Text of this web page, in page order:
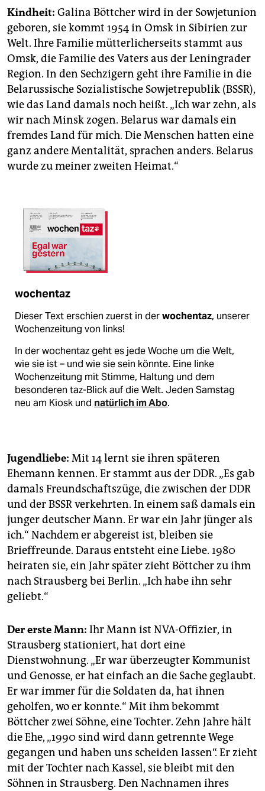
Kindheit: Galina Böttcher wird in der Sowjetunion
geboren, sie kommt 1954 in Omsk in Sibirien zur
Welt. Ihre Familie mütterlicherseits stammt aus
Omsk, die Familie des Vaters aus der Leningrader
Region. In den Sechzigern geht ihre Familie in die
Belarussische Sozialistische Sowjetrepublik (BSSR),
wie das Land damals noch heißt. „Ich war zehn, als
wir nach Minsk zogen. Belarus war damals ein
fremdes Land für mich. Die Menschen hatten eine
ganz andere Mentalität, sprachen anders. Belarus
wurde zu meiner zweiten Heimat.“
wochentaz
Dieser Text erschien zuerst in derwochentaz, unserer
Wochenzeitung von links!
In der wochentaz geht es jede Woche um die Welt,
wie sie ist – und wie sie sein könnte. Eine linke
Wochenzeitung mit Stimme, Haltung und dem
besonderen taz-Blick auf die Welt. Jeden Samstag
neu am Kiosk und natürlich im Abo.
Jugendliebe: Mit 14 lernt sie ihren späteren
Ehemann kennen. Er stammt aus der DDR. „Es gab
damals Freundschaftszüge, die zwischen der DDR
und der BSSR verkehrten. In einem saß damals ein
junger deutscher Mann. Er war ein Jahr jünger als
ich.“ Nachdem er abgereist ist, bleiben sie
Brieffreunde. Daraus entsteht eine Liebe. 1980
heiraten sie, ein Jahr später zieht Böttcher zu ihm
nach Strausberg bei Berlin. „Ich habe ihn sehr
geliebt.“
Der erste Mann: Ihr Mann ist NVA-Offizier, in
Strausberg stationiert, hat dort eine
Dienstwohnung. „Er war überzeugter Kommunist
und Genosse, er hat einfach an die Sache geglaubt.
Er war immer für die Soldaten da, hat ihnen
geholfen, wo er konnte.“ Mit ihm bekommt
Böttcher zwei Söhne, eine Tochter. Zehn Jahre hält
die Ehe, „1990 sind wird dann getrennte Wege
gegangen und haben uns ­scheiden lassen“. Er zieht
mit der Tochter nach Kassel, sie bleibt mit den
Söhnen in Strausberg. Den Nachnamen ihres